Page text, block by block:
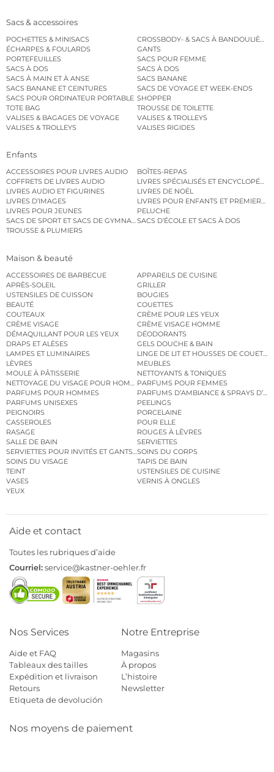
Sacs & accessoires
POCHETTES & MINISACS
CROSSBODY- & SACS À BANDOULIÈRE
ÉCHARPES & FOULARDS
GANTS
PORTEFEUILLES
SACS POUR FEMME
SACS À DOS
SACS À DOS
SACS À MAIN ET À ANSE
SACS BANANE
SACS BANANE ET CEINTURES
SACS DE VOYAGE ET WEEK-ENDS
SACS POUR ORDINATEUR PORTABLE SHOPPER
TOTE BAG
TROUSSE DE TOILETTE
VALISES & BAGAGES DE VOYAGE
VALISES & TROLLEYS
VALISES & TROLLEYS
VALISES RIGIDES
Enfants
ACCESSOIRES POUR LIVRES AUDIO
BOÎTES-REPAS
COFFRETS DE LIVRES AUDIO
LIVRES SPÉCIALISÉS ET
LIVRES AUDIO ET FIGURINES
LIVRES DE NOËL
LIVRES D’IMAGES
LIVRES POUR ENFANTS ET PREMIERS
LIVRES POUR JEUNES
PELUCHE
SACS DE SPORT ET SACS DE GYMNASTIQUESACS D’ÉCOLE ET SACS À DOS
TROUSSE & PLUMIERS
Maison & beauté
ACCESSOIRES DE BARBECUE
APPAREILS DE CUISINE
APRÈS-SOLEIL
GRILLER
USTENSILES DE CUISSON
BOUGIES
BEAUTÉ
COUETTES
COUTEAUX
CRÈME POUR LES YEUX
CRÈME VISAGE
CRÈME VISAGE HOMME
DÉMAQUILLANT POUR LES YEUX
DÉODORANTS
DRAPS ET ALÈSES
GELS DOUCHE & BAIN
LAMPES ET LUMINAIRES
LINGE DE LIT ET HOUSSES DE COUETTE
LÈVRES
MEUBLES
MOULE À PÂTISSERIE
NETTOYANTS & TONIQUES
NETTOYAGE DU VISAGE POUR HOMMESPARFUMS POUR FEMMES
PARFUMS POUR HOMMES
PARFUMS D’AMBIANCE & SPRAYS
PARFUMS UNISEXES
PEELINGS
PEIGNOIRS
PORCELAINE
CASSEROLES
POUR ELLE
RASAGE
ROUGES À LÈVRES
SALLE DE BAIN
SERVIETTES
SERVIETTES POUR INVITÉS ET GANTS DE TOILETTE
SOINS DU CORPS
SOINS DU VISAGE
TAPIS DE BAIN
TEINT
USTENSILES DE CUISINE
VASES
VERNIS À ONGLES
YEUX
Aide et contact
Toutes les rubriques d’aide
Courriel:service@kastner-oehler.fr
Nos Services
Aide et FAQ
Tableaux des tailles
Expédition et livraison
Retours
Etiqueta de devolución
Notre Entreprise
Magasins
À propos
L’histoire
Newsletter
Nos moyens de paiement